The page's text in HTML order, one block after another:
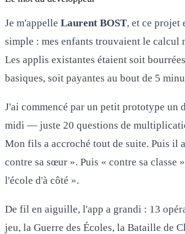
Je m'appelle Laurent BOST, et ce projet
simple : mes enfants trouvaient le calcul
Les applis existantes étaient soit
basiques, soit payantes au bout de 5
J'ai commencé par un petit prototype un
midi — juste 20 questions de
Mon fils a accroché tout de suite. Puis il
contre sa sœur ». Puis « contre sa classe
l'école d'à côté ».
De fil en aiguille, l'app a grandi : 13
jeu, la Guerre des Écoles, la Bataille de